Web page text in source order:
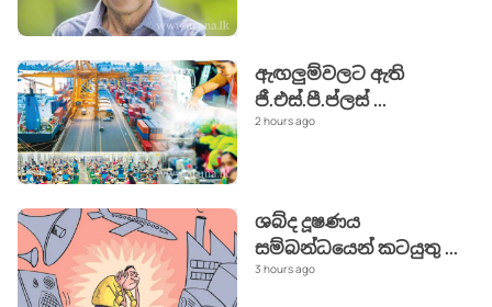
ඇඟලුම්වලට ඇති
ජී.එස්.පී.ප්ලස්...
2 hours ago
ශබ්ද දූෂණය
සම්බන්ධයෙන් කටයුතු...
3 hours ago